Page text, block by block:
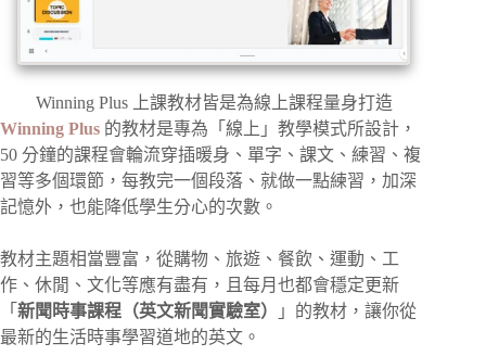
Winning Plus 上課教材皆是為線上課程量身打造
Winning Plus 的教材是專為「線上」教學模式所設計，
50 分鐘的課程會輪流穿插暖身、單字、課文、練習、複
習等多個環節，每教完一個段落、就做一點練習，加深
記憶外，也能降低學生分心的次數。
教材主題相當豐富，從購物、旅遊、餐飲、運動、工
作、休閒、文化等應有盡有，且每月也都會穩定更新
「 新聞時事課程（英文新聞實驗室）
」的教材，讓你從
最新的生活時事學習道地的英文。